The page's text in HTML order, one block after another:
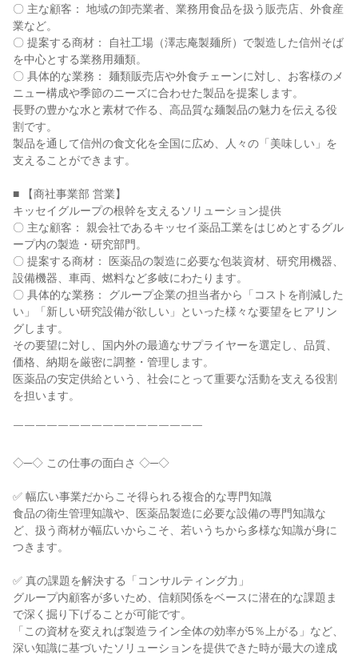
〇 主な顧客： 地域の卸売業者、業務用食品を扱う販売店、外食産
業など。
〇 提案する商材： 自社工場（澤志庵製麺所）で製造した信州そば
を中心とする業務用麺類。
〇 具体的な業務： 麺類販売店や外食チェーンに対し、お客様のメ
ニュー構成や季節のニーズに合わせた製品を提案します。
長野の豊かな水と素材で作る、高品質な麺製品の魅力を伝える役
割です。
製品を通して信州の食文化を全国に広め、人々の「美味しい」を
支えることができます。
■ 【商社事業部 営業】
キッセイグループの根幹を支えるソリューション提供
〇 主な顧客： 親会社であるキッセイ薬品工業をはじめとするグル
ープ内の製造・研究部門。
〇 提案する商材： 医薬品の製造に必要な包装資材、研究用機器、
設備機器、車両、燃料など多岐にわたります。
〇 具体的な業務： グループ企業の担当者から「コストを削減した
い」「新しい研究設備が欲しい」といった様々な要望をヒアリン
グします。
その要望に対し、国内外の最適なサプライヤーを選定し、品質、
価格、納期を厳密に調整・管理します。
医薬品の安定供給という、社会にとって重要な活動を支える役割
を担います。
￣￣￣￣￣￣￣￣￣￣￣￣￣￣￣￣￣
◇─◇ この仕事の面白さ ◇─◇
✅ 幅広い事業だからこそ得られる複合的な専門知識
食品の衛生管理知識や、医薬品製造に必要な設備の専門知識な
ど、扱う商材が幅広いからこそ、若いうちから多様な知識が身に
つきます。
✅ 真の課題を解決する「コンサルティング力」
グループ内顧客が多いため、信頼関係をベースに潜在的な課題ま
で深く掘り下げることが可能です。
「この資材を変えれば製造ライン全体の効率が5％上がる」など、
深い知識に基づいたソリューションを提供できた時が最大の達成